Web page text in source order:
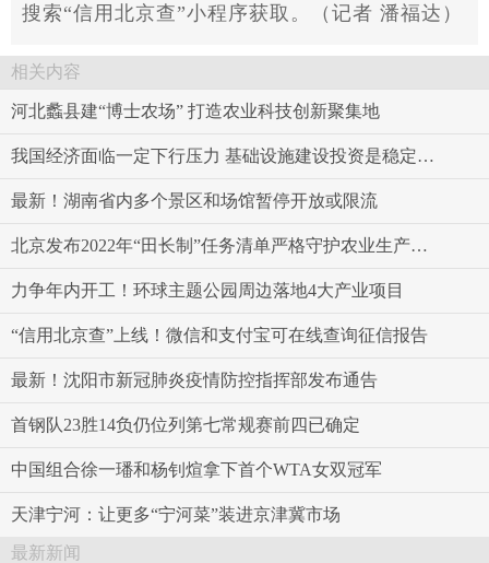
搜索“信用北京查”小程序获取。（记者 潘福达）
相关内容
河北蠡县建“博士农场” 打造农业科技创新聚集地
我国经济面临一定下行压力 基础设施建设投资是稳定宏观经济的重要手段
最新！湖南省内多个景区和场馆暂停开放或限流
北京发布2022年“田长制”任务清单严格守护农业生产空间
力争年内开工！环球主题公园周边落地4大产业项目
“信用北京查”上线！微信和支付宝可在线查询征信报告
最新！沈阳市新冠肺炎疫情防控指挥部发布通告
首钢队23胜14负仍位列第七常规赛前四已确定
中国组合徐一璠和杨钊煊拿下首个WTA女双冠军
天津宁河：让更多“宁河菜”装进京津冀市场
最新新闻